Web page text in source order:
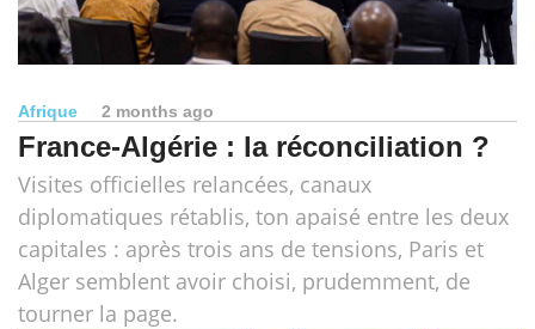
Afrique 2 months ago
France-Algérie : la réconciliation ?
Visites officielles relancées, canaux
diplomatiques rétablis, ton apaisé entre les deux
capitales : après trois ans de tensions, Paris et
Alger semblent avoir choisi, prudemment, de
tourner la page.